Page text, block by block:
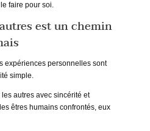
faire pour soi.
est un chemin
expériences personnelles sont
simple.
autres avec sincérité et
êtres humains confrontés, eux